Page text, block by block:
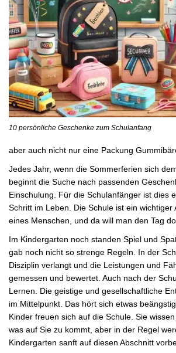
10 persönliche Geschenke zum Schulanfang
aber auch nicht nur eine Packung
Jedes Jahr, wenn die Sommerferien sich
beginnt die Suche nach passenden
Einschulung. Für die Schulanfänger ist dies
Schritt im Leben. Die Schule ist ein wichtiger
eines Menschen, und da will man den Tag
Im Kindergarten noch standen Spiel und
gab noch nicht so strenge Regeln. In der
Disziplin verlangt und die Leistungen und
gemessen und bewertet. Auch nach der
Lernen. Die geistige und gesellschaftliche
im Mittelpunkt. Das hört sich etwas
Kinder freuen sich auf die Schule. Sie
was auf Sie zu kommt, aber in der Regel
Kindergarten sanft auf diesen Abschnitt